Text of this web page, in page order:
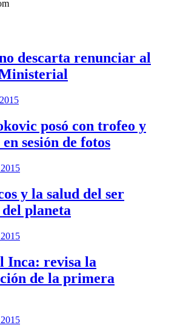
descarta renunciar al
posó con trofeo y
sesión de fotos
y la salud del ser
planeta
Inca: revisa la
de la primera